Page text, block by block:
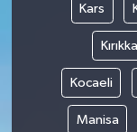
Kars
Kocaeli
Manisa